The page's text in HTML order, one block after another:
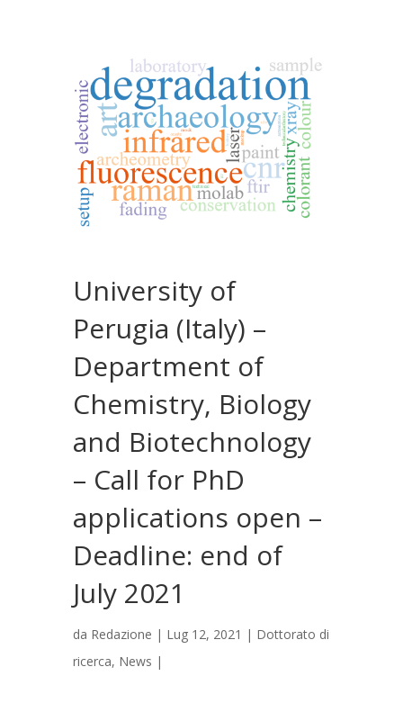
University of
Perugia (Italy) –
Department of
Chemistry, Biology
and Biotechnology
– Call for PhD
applications open –
Deadline: end of
July 2021
da Redazione | Lug 12, 2021 | Dottorato di
ricerca, News |